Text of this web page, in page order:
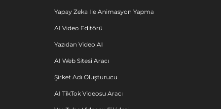
Yapay Zeka Ile Animasyon Yapma
AI Video Editörü
Yazıdan Video AI
AI Web Sitesi Aracı
Şirket Adı Oluşturucu
AI TikTok Videosu Aracı